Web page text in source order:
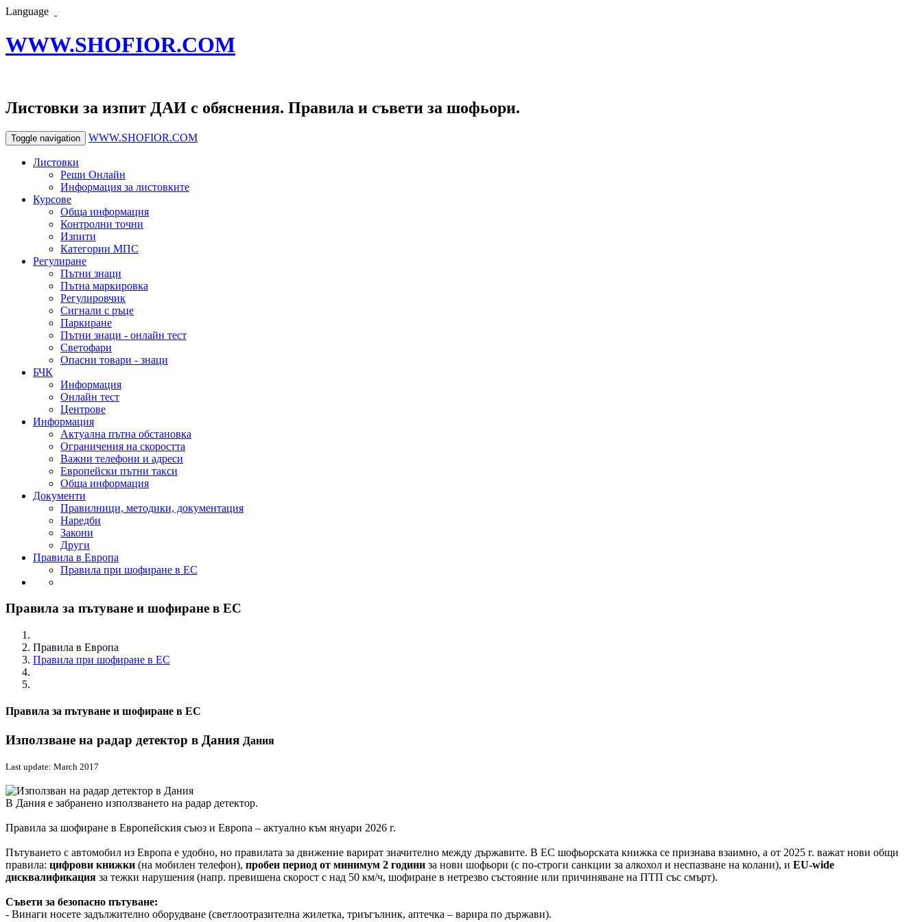
Language
WWW.SHOFIOR.COM
Листовки за изпит ДАИ с обяснения. Правила и съвети за шофьори.
Toggle navigation WWW.SHOFIOR.COM
Листовки
Реши Онлайн
Информация за листовките
Курсове
Обща информация
Контролни точни
Изпити
Категории МПС
Регулиране
Пътни знаци
Пътна маркировка
Регулировчик
Сигнали с ръце
Паркиране
Пътни знаци - онлайн тест
Светофари
Опасни товари - знаци
БЧК
Информация
Онлайн тест
Центрове
Информация
Актуална пътна обстановка
Ограничения на скоростта
Важни телефони и адреси
Европейски пътни такси
Обща информация
Документи
Правилници, методики, документация
Наредби
Закони
Други
Правила в Европа
Правила при шофиране в ЕС
Правила за пътуване и шофиране в ЕС
Правила в Европа
Правила при шофиране в ЕС
Правила за пътуване и шофиране в ЕС
Използване на радар детектор в Дания Дания
Last update: March 2017
В Дания е забранено използването на радар детектор.
Правила за шофиране в Европейския съюз и Европа – актуално към януари 2026 г.
Пътуването с автомобил из Европа е удобно, но правилата за движение варират значително между държавите. В ЕС шофьорската книжка се признава взаимно, а от 2025 г. важат нови общи
правила: цифрови книжки (на мобилен телефон), пробен период от минимум 2 години за нови шофьори (с по-строги санкции за алкохол и неспазване на колани), и EU-wide
дисквалификация за тежки нарушения (напр. превишена скорост с над 50 км/ч, шофиране в нетрезво състояние или причиняване на ПТП със смърт).
Съвети за безопасно пътуване:
- Винаги носете задължително оборудване (светлоотразителна жилетка, триъгълник, аптечка – варира по държави).